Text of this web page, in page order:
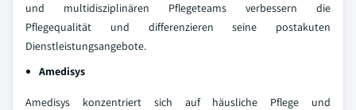
und multidisziplinären Pflegeteams verbessern die
Pflegequalität und differenzieren seine postakuten
Dienstleistungsangebote.
Amedisys
Amedisys konzentriert sich auf häusliche Pflege und